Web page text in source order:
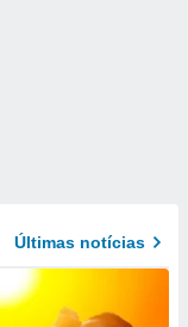
Últimas notícias